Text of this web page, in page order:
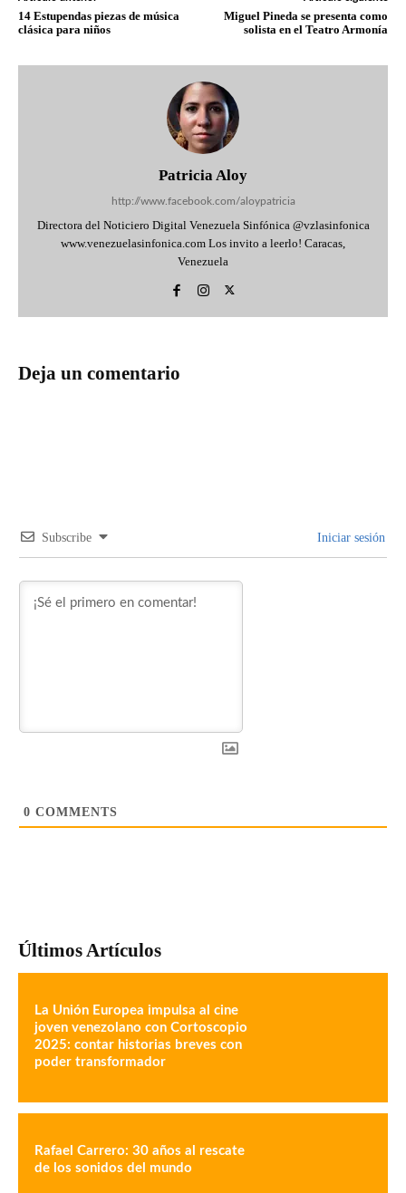
14 Estupendas piezas de música
clásica para niños
Miguel Pineda se presenta como
solista en el Teatro Armonía
Patricia Aloy
http://www.facebook.com/aloypatricia
Directora del Noticiero Digital Venezuela Sinfónica @vzlasinfonica
www.venezuelasinfonica.com Los invito a leerlo! Caracas,
Venezuela
Deja un comentario
Subscribe Iniciar sesión
0 COMMENTS
Últimos Artículos
La Unión Europea impulsa al cine
joven venezolano con Cortoscopio
2025: contar historias breves con
poder transformador
Rafael Carrero: 30 años al rescate
de los sonidos del mundo